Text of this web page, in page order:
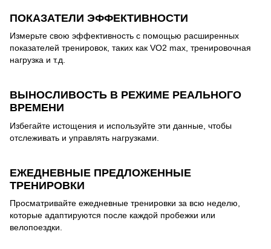
ПОКАЗАТЕЛИ ЭФФЕКТИВНОСТИ
Измерьте свою эффективность с помощью расширенных
показателей тренировок, таких как VO2 max, тренировочная
нагрузка и т.д.
ВЫНОСЛИВОСТЬ В РЕЖИМЕ РЕАЛЬНОГО
ВРЕМЕНИ
Избегайте истощения и используйте эти данные, чтобы
отслеживать и управлять нагрузками.
ЕЖЕДНЕВНЫЕ ПРЕДЛОЖЕННЫЕ
ТРЕНИРОВКИ
Просматривайте ежедневные тренировки за всю неделю,
которые адаптируются после каждой пробежки или
велопоездки.